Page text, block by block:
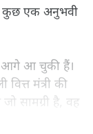
दर्ज हो गईं।
कि बिना
सकती है।